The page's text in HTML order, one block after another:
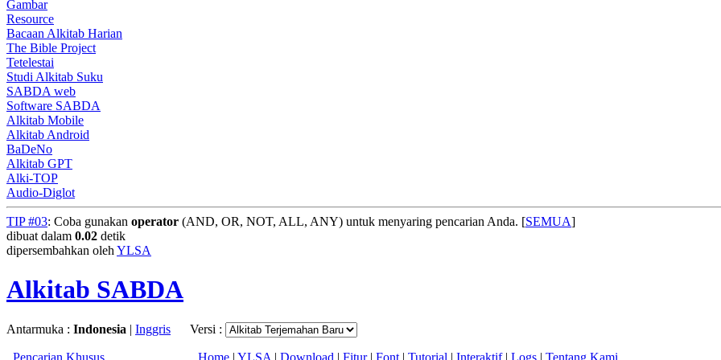
Gambar
Resource
Bacaan Alkitab Harian
The Bible Project
Tetelestai
Studi Alkitab Suku
SABDA web
Software SABDA
Alkitab Mobile
Alkitab Android
BaDeNo
Alkitab GPT
Alki-TOP
Audio-Diglot
TIP #03: Coba gunakan operator (AND, OR, NOT, ALL, ANY) untuk menyaring pencarian Anda. [SEMUA]
dibuat dalam 0.02 detik
dipersembahkan oleh YLSA
Alkitab SABDA
Antarmuka : Indonesia | Inggris Versi :
Pencarian Khusus Home | YLSA | Download | Fitur| Font | Tutorial | Interaktif| Logs | Tentang Kami